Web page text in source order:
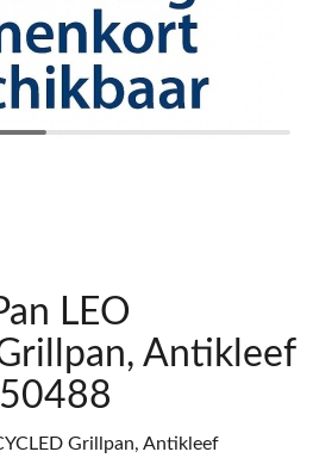
LEO
Grillpan, Antikleef
Grillpan, Antikleef